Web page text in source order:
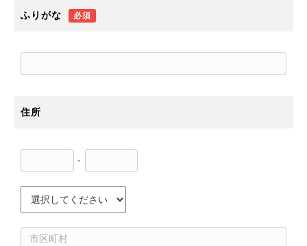
ふりがな 必須
住所
-